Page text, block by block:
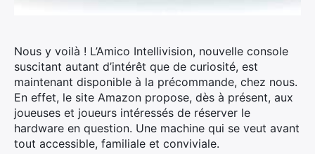
Nous y voilà ! L’Amico Intellivision, nouvelle console
suscitant autant d’intérêt que de curiosité, est
maintenant disponible à la précommande, chez nous.
En effet, le site Amazon propose, dès à présent, aux
joueuses et joueurs intéressés de réserver le
hardware en question. Une machine qui se veut avant
tout accessible, familiale et conviviale.